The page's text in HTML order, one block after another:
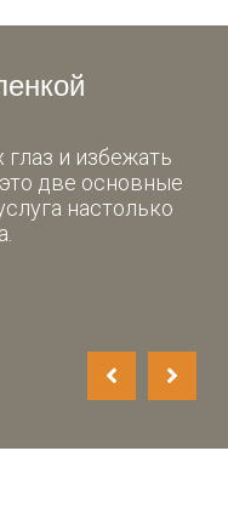
и избежать
две основные
настолько